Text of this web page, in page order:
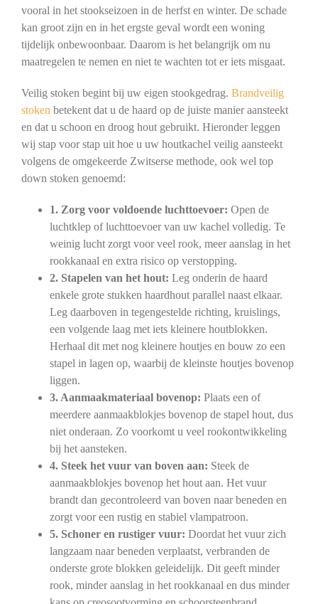
vooral in het stookseizoen in de herfst en winter. De schade
kan groot zijn en in het ergste geval wordt een woning
tijdelijk onbewoonbaar. Daarom is het belangrijk om nu
maatregelen te nemen en niet te wachten tot er iets misgaat.
Veilig stoken begint bij uw eigen stookgedrag. Brandveilig
stoken betekent dat u de haard op de juiste manier aansteekt
en dat u schoon en droog hout gebruikt. Hieronder leggen
wij stap voor stap uit hoe u uw houtkachel veilig aansteekt
volgens de omgekeerde Zwitserse methode, ook wel top
down stoken genoemd:
1. Zorg voor voldoende luchttoevoer: Open de
luchtklep of luchttoevoer van uw kachel volledig. Te
weinig lucht zorgt voor veel rook, meer aanslag in het
rookkanaal en extra risico op verstopping.
2. Stapelen van het hout: Leg onderin de haard
enkele grote stukken haardhout parallel naast elkaar.
Leg daarboven in tegengestelde richting, kruislings,
een volgende laag met iets kleinere houtblokken.
Herhaal dit met nog kleinere houtjes en bouw zo een
stapel in lagen op, waarbij de kleinste houtjes bovenop
liggen.
3. Aanmaakmateriaal bovenop: Plaats een of
meerdere aanmaakblokjes bovenop de stapel hout, dus
niet onderaan. Zo voorkomt u veel rookontwikkeling
bij het aansteken.
4. Steek het vuur van boven aan: Steek de
aanmaakblokjes bovenop het hout aan. Het vuur
brandt dan gecontroleerd van boven naar beneden en
zorgt voor een rustig en stabiel vlampatroon.
5. Schoner en rustiger vuur: Doordat het vuur zich
langzaam naar beneden verplaatst, verbranden de
onderste grote blokken geleidelijk. Dit geeft minder
rook, minder aanslag in het rookkanaal en dus minder